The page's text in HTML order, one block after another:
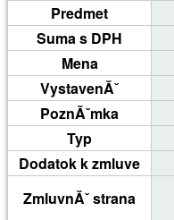
Predmet
Suma s DPH
Mena
VystavenĂˇ
PoznĂˇmka
Typ
Dodatok k zmluve
ZmluvnĂˇ strana